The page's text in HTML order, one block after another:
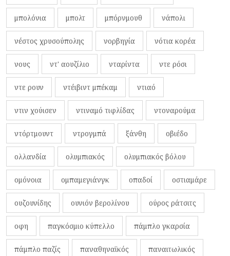
μπολόνια μπολτ μπόρνμουθ νάπολι
νέστος χρυσούπολης νορβηγία νότια κορέα
νους ντ' αουζίλιο νταρίντα ντε ρόσι
ντε ρουν ντέιβιντ μπέκαμ ντιαό
ντιν χούισεν ντιναμό τιφλίδας ντοναρούμα
ντόρτμουντ ντρογμπά ξάνθη οβιέδο
ολλανδία ολυμπιακός ολυμπιακός βόλου
ομόνοια ομπαμεγιάνγκ οπαδοί οστιαμάρε
ουζουνίδης ουνιόν βερολίνου ούρος ράτσιτς
οφη παγκόσμιο κύπελλο πάμπλο γκαρσία
πάμπλο παζίς παναθηναϊκός παναιτωλικός